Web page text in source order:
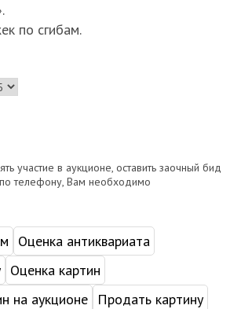
по сгибам.
участие в аукционе, оставить заочный бид
по телефону, Вам необходимо
Оценка антиквариата
Оценка картин
на аукционе
Продать картину